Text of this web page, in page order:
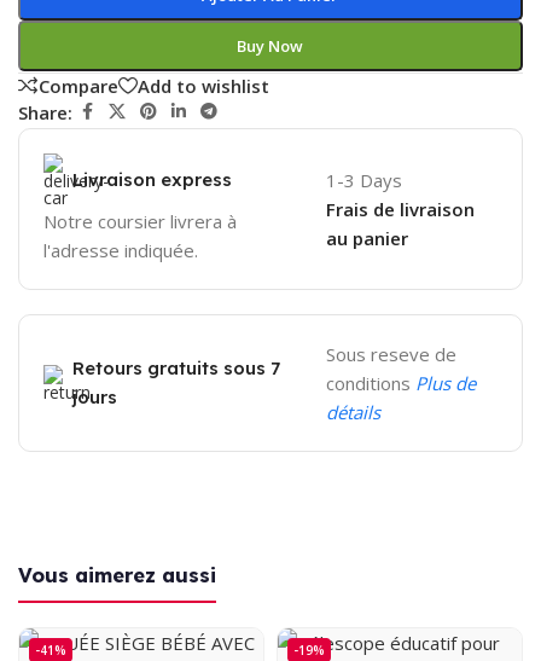
Buy Now
Compare
Add to wishlist
Share:
Livraison express
Notre coursier livrera à
l'adresse indiquée.
1-3 Days
Frais de livraison
au panier
Retours gratuits sous 7
jours
Sous reseve de
conditions Plus de
détails
Vous aimerez aussi
-41% -19%